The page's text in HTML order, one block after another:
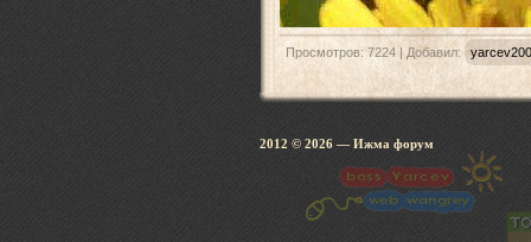
Просмотров: 7224 | Добавил:
2012 © 2026 — Ижма